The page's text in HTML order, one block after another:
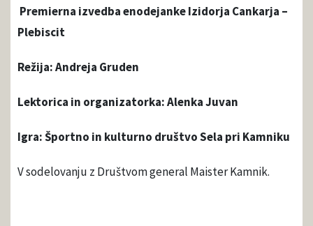
Premierna izvedba enodejanke Izidorja Cankarja –
Plebiscit
Režija: Andreja Gruden
Lektorica in organizatorka: Alenka Juvan
Igra: Športno in kulturno društvo Sela pri Kamniku
V sodelovanju z Društvom general Maister Kamnik.